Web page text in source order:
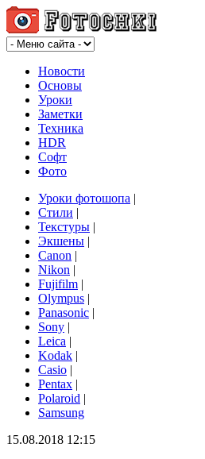
Новости
Основы
Уроки
Заметки
Техника
HDR
Софт
Фото
Уроки фотошопа |
Стили |
Текстуры |
Экшены |
Canon |
Nikon |
Fujifilm |
Olympus |
Panasonic |
Sony |
Leica |
Kodak |
Casio |
Pentax |
Polaroid |
Samsung
15.08.2018 12:15